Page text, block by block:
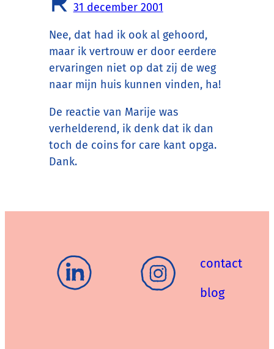
31 december 2001
Nee, dat had ik ook al gehoord,
maar ik vertrouw er door eerdere
ervaringen niet op dat zij de weg
naar mijn huis kunnen vinden, ha!
De reactie van Marije was
verhelderend, ik denk dat ik dan
toch de coins for care kant opga.
Dank.
contact
blog